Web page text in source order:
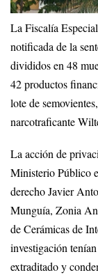
La Fiscalía
notificada de la
divididos en 48
42 productos
lote de
narcotraficante
La acción de
Ministerio Público
derecho Javier
Munguía, Zonia
de Cerámicas de
investigación
extraditado y